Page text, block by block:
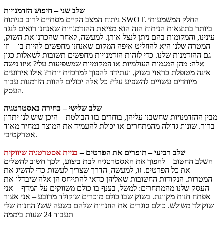
שלב שני – חיפוש הזדמנויות
ניתוח המצב הקיים מסתיים לרוב בניתוח SWOT. החלק המשמעותי
ביותר בתוצאות הניתוח הזה הוא מציאת ההזדמנויות שאנחנו רואים לנגד
עינינו, והמקומות בהם ניתן לנצל אותן. למעשה, לאחר שהכרנו את השוק,
המטרה שלנו היא להחליט איפה המקום שאנחנו מחפשים להיות בו – וזו
גם ההזדמנות שלנו. כדי לזהות הזדמנויות מחפשים תשובות לשאלות כגון
אלה: מהן המגמות העולמיות או המקומיות שמשפיעות עלי? איזו נישה
אינה מטופלת כראוי בשוק, ועתידה להפוך למרכזית יותר? אילו אירועים
מיוחדים עשויים להשפיע עלי? כל אלה יכולים להוות הזדמנות עבור
העסק.
שלב שלישי – בחירה באסטרטגיה
מבין ההזדמנויות שחשבנו עליהן, בוחרים בזו הבולטת – היכן שיש לנו יתרון
ברור, שונות גדולה מהמתחרים או יכולת להעמיד את המוצר במחיר מאוד
אטרקטיבי.
שלב רביעי – תופרים את הפרטים – בניית אסטרטגיה שיווקית
השלב החשוב – להפוך את האסטרטגיה לבת ביצוע, ולכך חשוב להשלים
את כל הפרטים. זו, למעשה, הדרך שצריך לעשות כדי להשיג את
המטרות. הנקודות החשובות שאליהן כדאי להתייחס הן אלה שיבדלו את
העסק שלנו מהמתחרים: למשל, בענף בו כולם משווקים על המדף – אני
אפתח חנות מקוונת. בשוק שבו כולם מוכרים שוקולד מרובע – אני אצור
שוקולד משולש. כולם סוגרים את החנויות שלהם בשעה שש? החנות שלי
תעבוד 24 שעות ביממה.